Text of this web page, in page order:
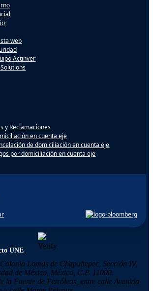
web
Actinver
y Reclamaciones
en cuenta eje
de domiciliación en cuenta eje
por domiciliación en cuenta eje
UNE
Lomas de Chapultepec, Sección IV,
de México, México, C.P. 11000.
la Fuente de Petróleos, entre calle Avenida